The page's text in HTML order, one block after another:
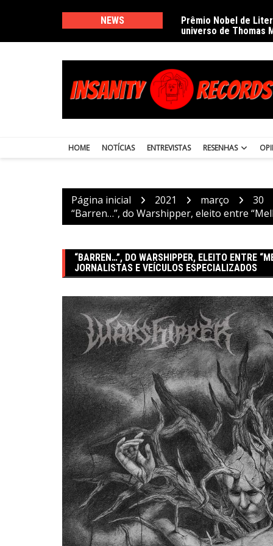
conteúdo
NEWS
Prêmio Nobel de
universo de Thomas
HOME NOTÍCIAS ENTREVISTAS RESENHAS
Página inicial 2021 março 30
“Barren…”, do Warshipper, eleito entre
“BARREN…”, DO WARSHIPPER, ELEITO ENTRE
JORNALISTAS E VEÍCULOS ESPECIALIZADOS